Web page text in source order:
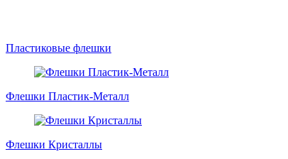
Пластиковые флешки
Флешки Пластик-Металл
Флешки Кристаллы